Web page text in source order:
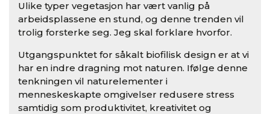
Ulike typer vegetasjon har vært vanlig på
arbeidsplassene en stund, og denne trenden vil
trolig forsterke seg. Jeg skal forklare hvorfor.
Utgangspunktet for såkalt biofilisk design er at vi
har en indre dragning mot naturen. Ifølge denne
tenkningen vil naturelementer i
menneskeskapte omgivelser redusere stress
samtidig som produktivitet, kreativitet og